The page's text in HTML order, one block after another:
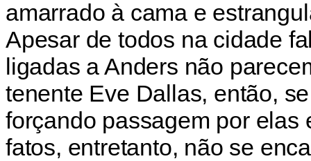
amarrado à cama e
Apesar de todos na cidade
ligadas a Anders não
tenente Eve Dallas, então,
forçando passagem por elas
fatos, entretanto, não se